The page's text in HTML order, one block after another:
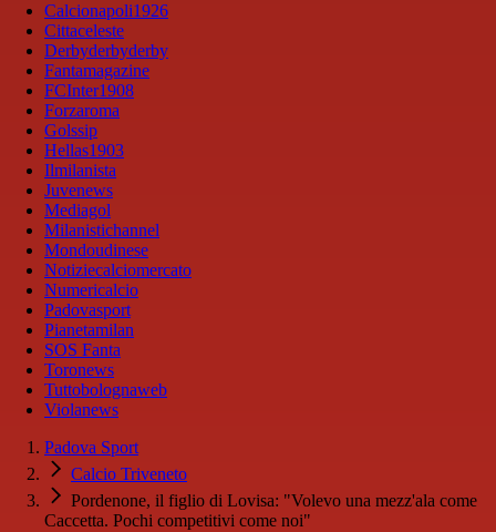
Calcionapoli1926
Cittaceleste
Derbyderbyderby
Fantamagazine
FCInter1908
Forzaroma
Golssip
Hellas1903
Ilmilanista
Juvenews
Mediagol
Milanistichannel
Mondoudinese
Notiziecalciomercato
Numericalcio
Padovasport
Pianetamilan
SOS Fanta
Toronews
Tuttobolognaweb
Violanews
Padova Sport
Calcio Triveneto
Pordenone, il figlio di Lovisa: "Volevo una mezz'ala come
Caccetta. Pochi competitivi come noi"